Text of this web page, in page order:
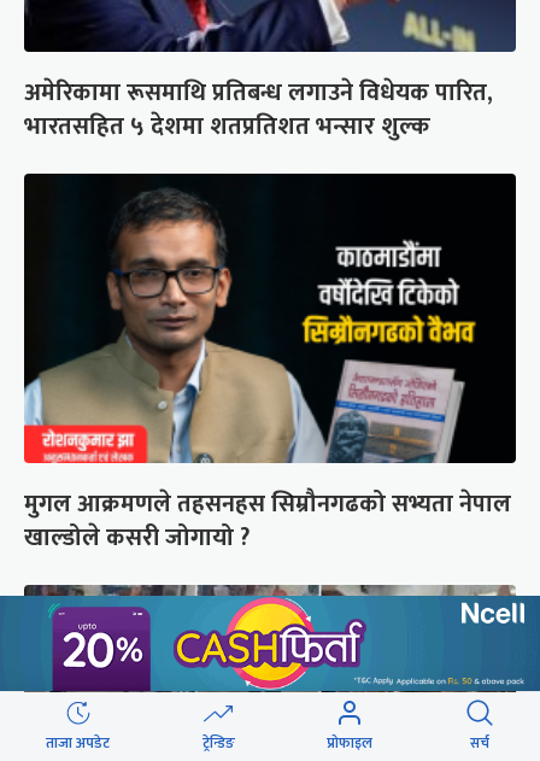
अमेरिकामा रूसमाथि प्रतिबन्ध लगाउने विधेयक पारित,
भारतसहित ५ देशमा शतप्रतिशत भन्सार शुल्क
मुगल आक्रमणले तहसनहस सिम्रौनगढको सभ्यता नेपाल
खाल्डोले कसरी जोगायो ?
ताजा अपडेट ट्रेन्डिङ प्रोफाइल सर्च